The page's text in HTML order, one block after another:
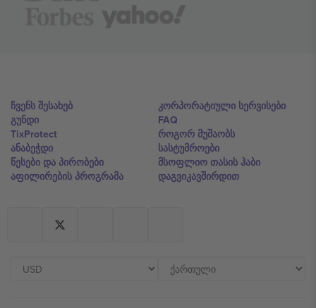
ჩვენს შესახებ
გუნდი
TixProtect
ანაბეჭდი
წესები და პირობები
აფილირების პროგრამა
კორპორატიული სერვისები
FAQ
როგორ მუშაობს
სასტუმროები
მსოფლიო თასის ჰაბი
დაგვიკავშირდით